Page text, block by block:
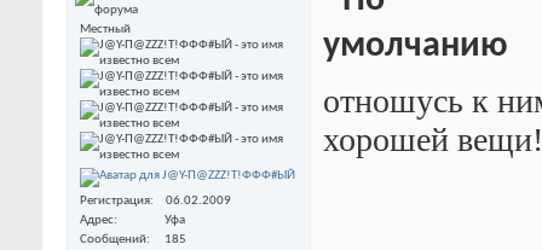
Местный
Регистрация
06.02.2009
Адрес
Уфа
Сообщений
185
отношусь к
хорошей вещи!